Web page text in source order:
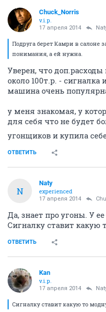
Chuck_Norris
v.i.p.
17 апреля 2014
Подруга берет Камри в салоне
понимания, а ей нужна.
Уверен, что
около 100т.р. - сигналка
машина очень
у меня знакомая, у
для себя что не будет
угонщиков и купила
ОТВЕТИТЬ
N
Naty
experienced
17 апреля 2014
Да, знает про угоны. У
Сигналку ставит какую
ОТВЕТИТЬ
Kan
v.i.p.
17 апреля 2014
Сигналку ставит какую то